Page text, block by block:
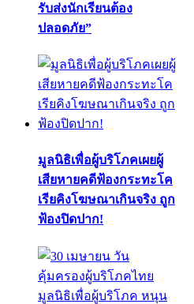
รับส่งนักเรียนต้อง
ปลอดภัย”
มูลนิธิเพื่อผู้บริโภคเผยผู้
เสียหายคดีฟ้องกระทะโค
เรียคิงโฆษณาเกินจริง ถูก
ฟ้องปิดปาก!